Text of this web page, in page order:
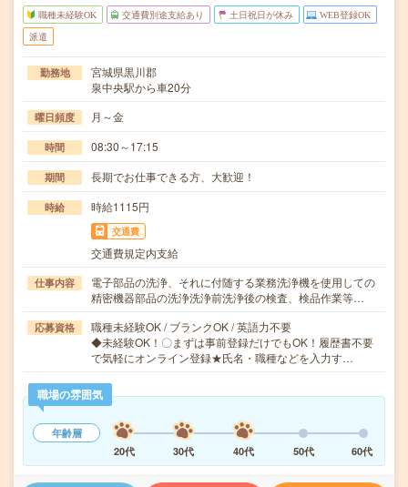
職種未経験OK 交通費別途支給あり 土日祝日が休み WEB登録OK
派遣
勤務地
宮城県黒川郡
泉中央駅から車20分
曜日頻度 月～金
時間 08:30～17:15
期間 長期でお仕事できる方、大歓迎！
時給 時給1115円
交通費
交通費規定内支給
仕事内容
電子部品の洗浄、それに付随する業務洗浄機を使用しての
精密機器部品の洗浄洗浄前洗浄後の検査、検品作業等…
応募資格
職種未経験OK / ブランクOK / 英語力不要
◆未経験OK！〇まずは事前登録だけでもOK！履歴書不要
で気軽にオンライン登録★氏名・職種などを入力す…
職場の雰囲気
年齢層
20代
30代 40代 50代 60代